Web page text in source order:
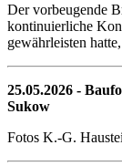
Der vorbeugende
kontinuierliche
gewährleisten
25.05.2026 -
Sukow
Fotos K.-G.